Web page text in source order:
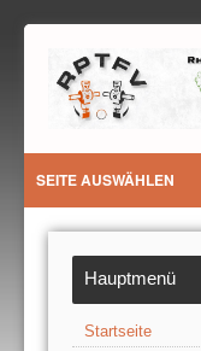
Hauptmenü
Startseite